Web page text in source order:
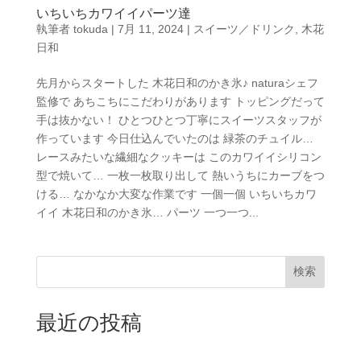
いちいちカワイイパーツ達
執筆者 tokuda | 7月 11, 2024| スイーツ／ドリンク
木花
日和
先月からスタートした 木花日和のかき氷♪ naturaシェフ
監修で あちこちにこだわりがあります トッピングだって
手は抜かない！ ひとつひとつ丁寧にスイーツスタッフが
作っています 今日仕込んでいたのは 緑茶のチュイル…
レースみたいな繊細なクッキーは このカワイイシリコン
型で焼いて… 一枚一枚取り出して 熱いうちにカーブをつ
ける… なかなか大変な作業です 一個一個 いちいちカワ
イイ 木花日和のかき氷… パーツ 一つ一つ...
検索
最近の投稿